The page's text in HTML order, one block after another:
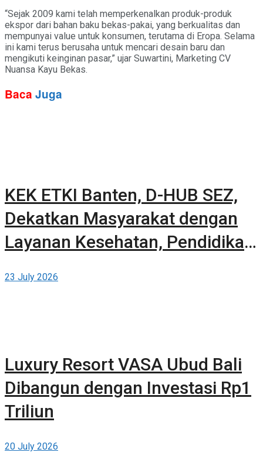
“Sejak 2009 kami telah memperkenalkan produk-produk
ekspor dari bahan baku bekas-pakai, yang berkualitas dan
mempunyai value untuk konsumen, terutama di Eropa. Selama
ini kami terus berusaha untuk mencari desain baru dan
mengikuti keinginan pasar,” ujar Suwartini, Marketing CV
Nuansa Kayu Bekas.
Baca Juga
KEK ETKI Banten, D-HUB SEZ,
Dekatkan Masyarakat dengan
Layanan Kesehatan, Pendidikan,
BSD City
23 July 2026
Luxury Resort VASA Ubud Bali
Dibangun dengan Investasi Rp1
Triliun
20 July 2026